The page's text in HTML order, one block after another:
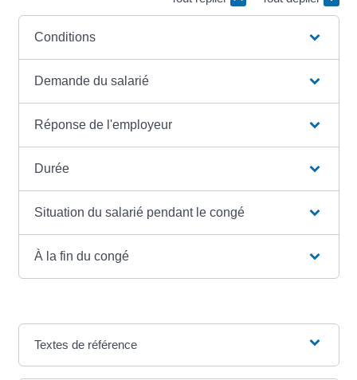
Conditions
Demande du salarié
Réponse de l'employeur
Durée
Situation du salarié pendant le congé
À la fin du congé
Textes de référence